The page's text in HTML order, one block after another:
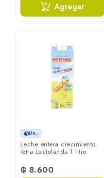
Agregar
Un.
Leche entera crecimiento
tetra Lactolanda 1 litro
₲ 8.600